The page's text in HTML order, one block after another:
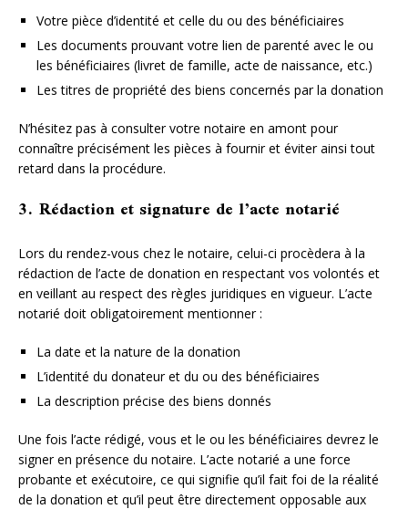
Votre pièce d’identité et celle du ou des bénéficiaires
Les documents prouvant votre lien de parenté avec le ou
les bénéficiaires (livret de famille, acte de naissance, etc.)
Les titres de propriété des biens concernés par la donation
N’hésitez pas à consulter votre notaire en amont pour
connaître précisément les pièces à fournir et éviter ainsi tout
retard dans la procédure.
3. Rédaction et signature de l’acte notarié
Lors du rendez-vous chez le notaire, celui-ci procèdera à la
rédaction de l’acte de donation en respectant vos volontés et
en veillant au respect des règles juridiques en vigueur. L’acte
notarié doit obligatoirement mentionner :
La date et la nature de la donation
L’identité du donateur et du ou des bénéficiaires
La description précise des biens donnés
Une fois l’acte rédigé, vous et le ou les bénéficiaires devrez le
signer en présence du notaire. L’acte notarié a une force
probante et exécutoire, ce qui signifie qu’il fait foi de la réalité
de la donation et qu’il peut être directement opposable aux